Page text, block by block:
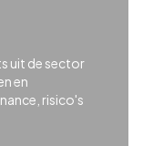
uit de sector
en
risico's